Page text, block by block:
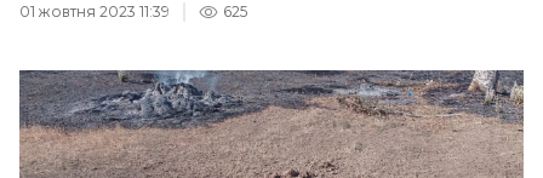
01 жовтня 2023 11:39
625